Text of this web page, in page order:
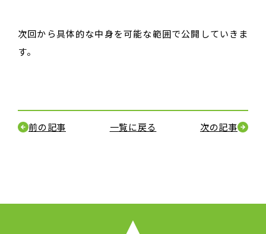
次回から具体的な中身を可能な範囲で公開していきま
す。
前の記事 一覧に戻る 次の記事